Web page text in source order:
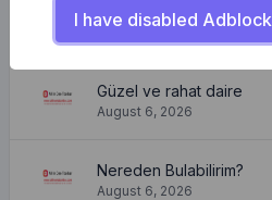
Dalgaların fırtınaları
August 6, 2026
Güzel ve rahat daire
August 6, 2026
Nereden Bulabilirim?
August 6, 2026
I have disabled Adblock